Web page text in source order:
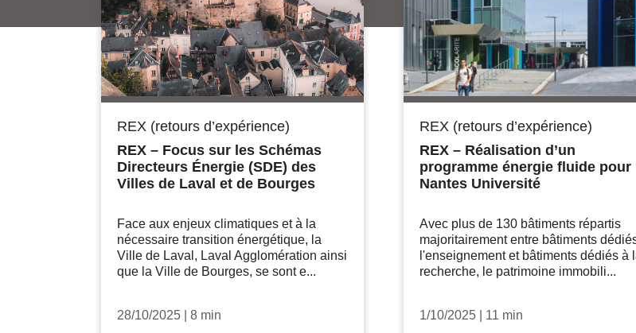
REX (retours d’expérience)
REX – Focus sur les Schémas
Directeurs Énergie (SDE) des
Villes de Laval et de Bourges
Face aux enjeux climatiques et à la
nécessaire transition énergétique, la
Ville de Laval, Laval Agglomération ainsi
que la Ville de Bourges, se sont e...
28/10/2025 8 min
REX (retours d’expérience)
REX – Réalisation d’un
programme énergie fluide pour
Nantes Université
Avec plus de 130 bâtiments répartis
majoritairement entre bâtiments
l'enseignement et bâtiments dédiés à
recherche, le patrimoine immobili...
1/10/2025 11 min